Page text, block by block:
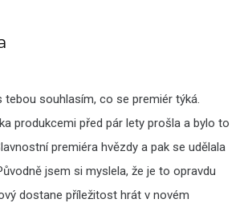
tebou souhlasím, co se premiér týká.
produkcemi před pár lety prošla a bylo to
premiéra hvězdy a pak se udělala
jsem si myslela, že je to opravdu
dostane příležitost hrát v novém